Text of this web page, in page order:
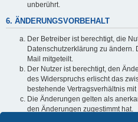
unberührt.
6. ÄNDERUNGSVORBEHALT
Der Betreiber ist berechtigt, die
Datenschutzerklärung zu ändern.
Mail mitgeteilt.
Der Nutzer ist berechtigt, den
des Widerspruchs erlischt das
bestehende Vertragsverhältnis
Die Änderungen gelten als
den Änderungen zugestimmt hat.